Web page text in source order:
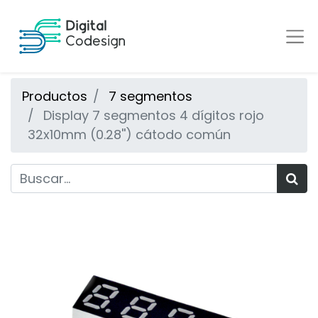
Productos
7 segmentos
Display 7 segmentos 4 dígitos rojo
32x10mm (0.28'') cátodo común